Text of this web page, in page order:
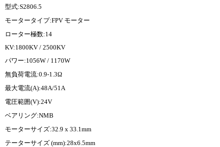
型式:S2806.5
モータータイプ:FPV モーター
ローター極数:14
KV:1800KV / 2500KV
パワー:1056W / 1170W
無負荷電流:0.9-1.3Ω
最大電流(A):48A/51A
電圧範囲(V):24V
ベアリング:NMB
モーターサイズ:32.9 x 33.1mm
テーターサイズ (mm):28x6.5mm